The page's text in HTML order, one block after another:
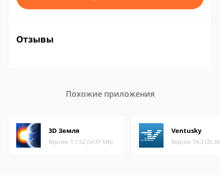
Отзывы
Похожие приложения
3D Земля
Версия: 1.1.52 (54.87 МБ)
Ventusky
Версия: 54.3